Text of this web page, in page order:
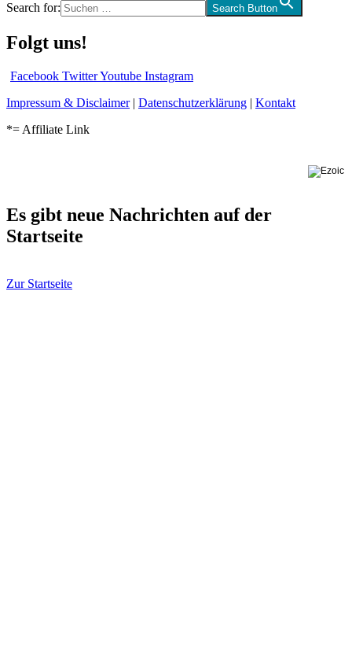
Search for: Search Button
Folgt uns!
Facebook TwitterYoutube Instagram
Impressum & Disclaimer| Datenschutzerklärung | Kontakt
*= Affiliate Link
Es gibt neue Nachrichten auf der
Startseite
Zur Startseite